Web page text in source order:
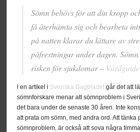
Sömn behövs för att din kropp
få återhämta sig och bearbeta
på natten klarar du lättare av
påfrestningar under dagen.
risken för sjukdomar –
I en artikel i Svenska Dagbladet går det att
sömnforskare menar att sömnproblem i
det bara under de senaste 30 åren. Inte
att prata om sömn, med andra ord. Att tänka
sömnproblem, är också att sova några